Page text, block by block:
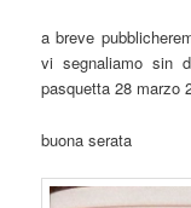
a breve
vi segnaliamo sin
pasquetta 28 marzo
buona serata